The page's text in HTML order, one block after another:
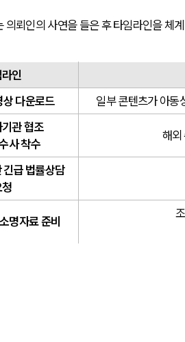
의뢰인의 사연을 들은 후 타임라인을 체
인
다운로드
일부 콘텐츠가 아동
관 협조
사 착수
해외
급 법률상담
명자료 준비